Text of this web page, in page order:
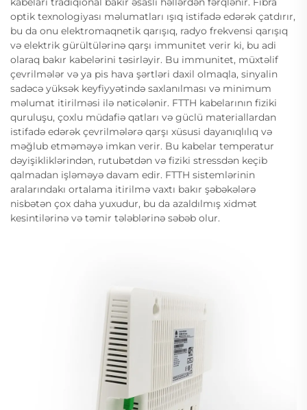
optik texnologiyası məlumatları ışıq istifadə edərək çatdırır,
bu da onu elektromaqnetik qarışıq, radyo frekvensi qarışıq
və elektrik gürültülərinə qarşı immunitet verir ki, bu adi
olaraq bakır kabelərini təsirləyir. Bu immunitet, müxtəlif
çevrilmələr və ya pis hava şərtləri daxil olmaqla, sinyalin
sadəcə yüksək keyfiyyətində saxlanılması və minimum
məlumat itirilməsi ilə nəticələnir. FTTH kabelarının fiziki
quruluşu, çoxlu müdafiə qatları və güclü materiallardan
istifadə edərək çevrilmələrə qarşı xüsusi dayanıqlılıq və
məğlub etməməyə imkan verir. Bu kabelar temperatur
dəyişikliklərindən, rutubətdən və fiziki stressdən keçib
qalmadan işləməyə davam edir. FTTH sistemlərinin
aralarındakı ortalama itirilmə vaxtı bakır şəbəkələrə
nisbətən çox daha yuxudur, bu da azaldılmış xidmət
kesintilərinə və təmir tələblərinə səbəb olur.